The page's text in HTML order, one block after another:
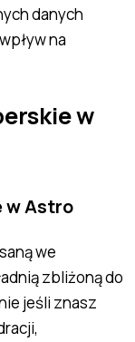
danych
na
w
w Astro
we
zbliżoną do
jeśli znasz